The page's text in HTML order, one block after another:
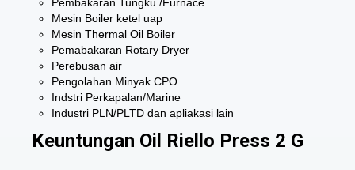
Mesin Boiler ketel uap
Mesin Thermal Oil Boiler
Pemabakaran Rotary Dryer
Perebusan air
Pengolahan Minyak CPO
Indstri Perkapalan/Marine
Industri PLN/PLTD dan apliakasi lain
Keuntungan Oil Riello Press 2 G